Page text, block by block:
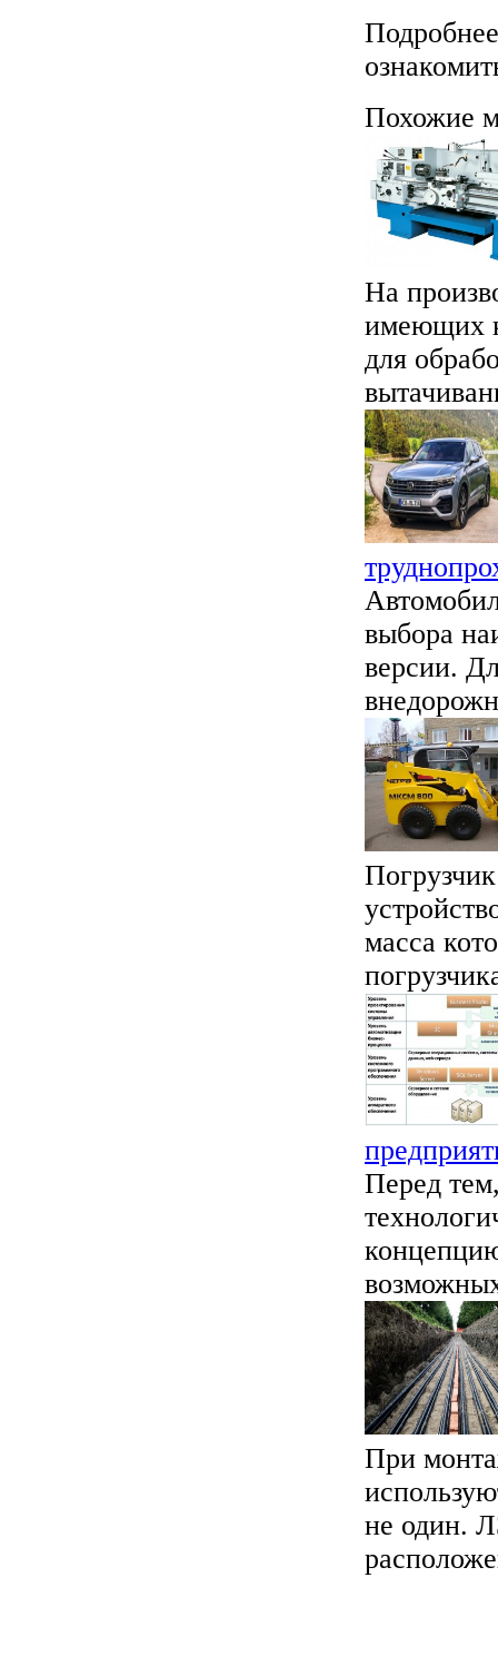
Похожие
На
имеющих
для
выбора
версии.
масса
Перед
При
не один.